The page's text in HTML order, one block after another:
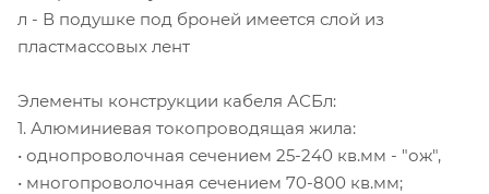
л - В подушке под броней имеется слой из
пластмассовых лент
Элементы конструкции кабеля АСБл:
1. Алюминиевая токопроводящая жила:
• однопроволочная сечением 25-240 кв.мм - "ож",
• многопроволочная сечением 70-800 кв.мм;